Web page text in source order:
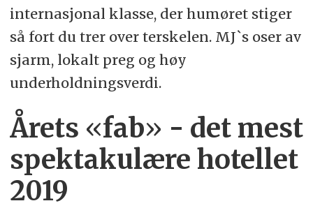
internasjonal klasse, der humøret stiger
så fort du trer over terskelen. MJ`s oser av
sjarm, lokalt preg og høy
underholdningsverdi.
Årets «fab» - det mest
spektakulære hotellet
2019